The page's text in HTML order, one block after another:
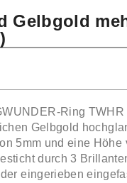
Gelbgold
Ring
Gelbgold
5mm und eine Höhe
durch 3
eingerieben